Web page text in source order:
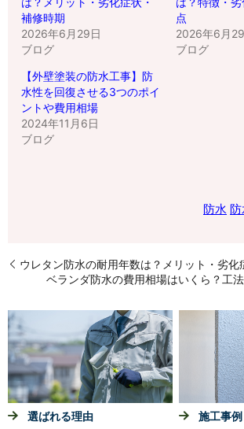
補修時期
2026年6月29日
ブログ
点
2026年6月
ブログ
【外壁塗装の防水工事】防
水性を回復させる3つのポイ
ントや費用相場
2024年11月6日
ブログ
防水
ウレタン防水の耐用年数は？メリット・劣化
ベランダ防水の費用相場はいくら？工
選ばれる理由 施工事例